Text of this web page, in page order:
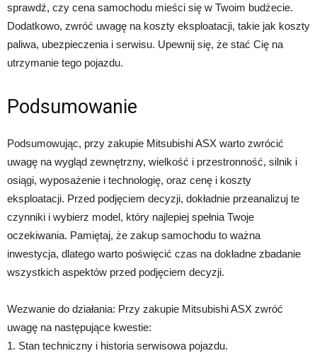
sprawdź, czy cena samochodu mieści się w Twoim budżecie.
Dodatkowo, zwróć uwagę na koszty eksploatacji, takie jak koszty
paliwa, ubezpieczenia i serwisu. Upewnij się, że stać Cię na
utrzymanie tego pojazdu.
Podsumowanie
Podsumowując, przy zakupie Mitsubishi ASX warto zwrócić
uwagę na wygląd zewnętrzny, wielkość i przestronność, silnik i
osiągi, wyposażenie i technologię, oraz cenę i koszty
eksploatacji. Przed podjęciem decyzji, dokładnie przeanalizuj te
czynniki i wybierz model, który najlepiej spełnia Twoje
oczekiwania. Pamiętaj, że zakup samochodu to ważna
inwestycja, dlatego warto poświęcić czas na dokładne zbadanie
wszystkich aspektów przed podjęciem decyzji.
Wezwanie do działania: Przy zakupie Mitsubishi ASX zwróć
uwagę na następujące kwestie:
1. Stan techniczny i historia serwisowa pojazdu.